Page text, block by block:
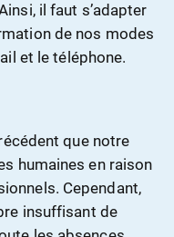
il faut s’adapter
de nos modes
et le téléphone.
que notre
humaines en raison
Cependant,
insuffisant de